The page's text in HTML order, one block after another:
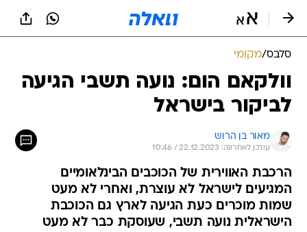
סלבס/מקומי
וולקאם הום: נועה תשבי הגיעה
לביקור בישראל
מאור בן הרוש
עודכן לאחרונה: 22.12.2023 / 10:46
הרכבת האווירית של הכוכבים הבינלאומיים
המגיעים לישראל לא עוצרת, ואחרי לא מעט
שמות מוכרים כעת הגיעה לארץ גם הכוכבת
הישראלית נועה תשבי, שעוסקת כבר לא מעט